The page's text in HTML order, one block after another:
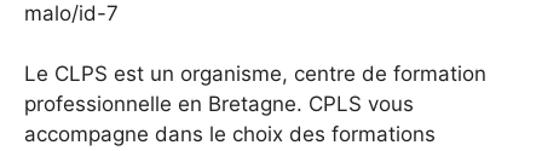
malo/id-7
Le CLPS est un organisme, centre de formation
professionnelle en Bretagne. CPLS vous
accompagne dans le choix des formations